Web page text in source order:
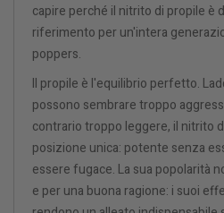
capire perché il nitrito di propile è
riferimento per un'intera
poppers.
Il propile è l'equilibrio perfetto.
possono sembrare troppo
contrario troppo leggere, il nitrito
posizione unica: potente senza
essere fugace. La sua popolarità
e per una buona ragione: i suoi